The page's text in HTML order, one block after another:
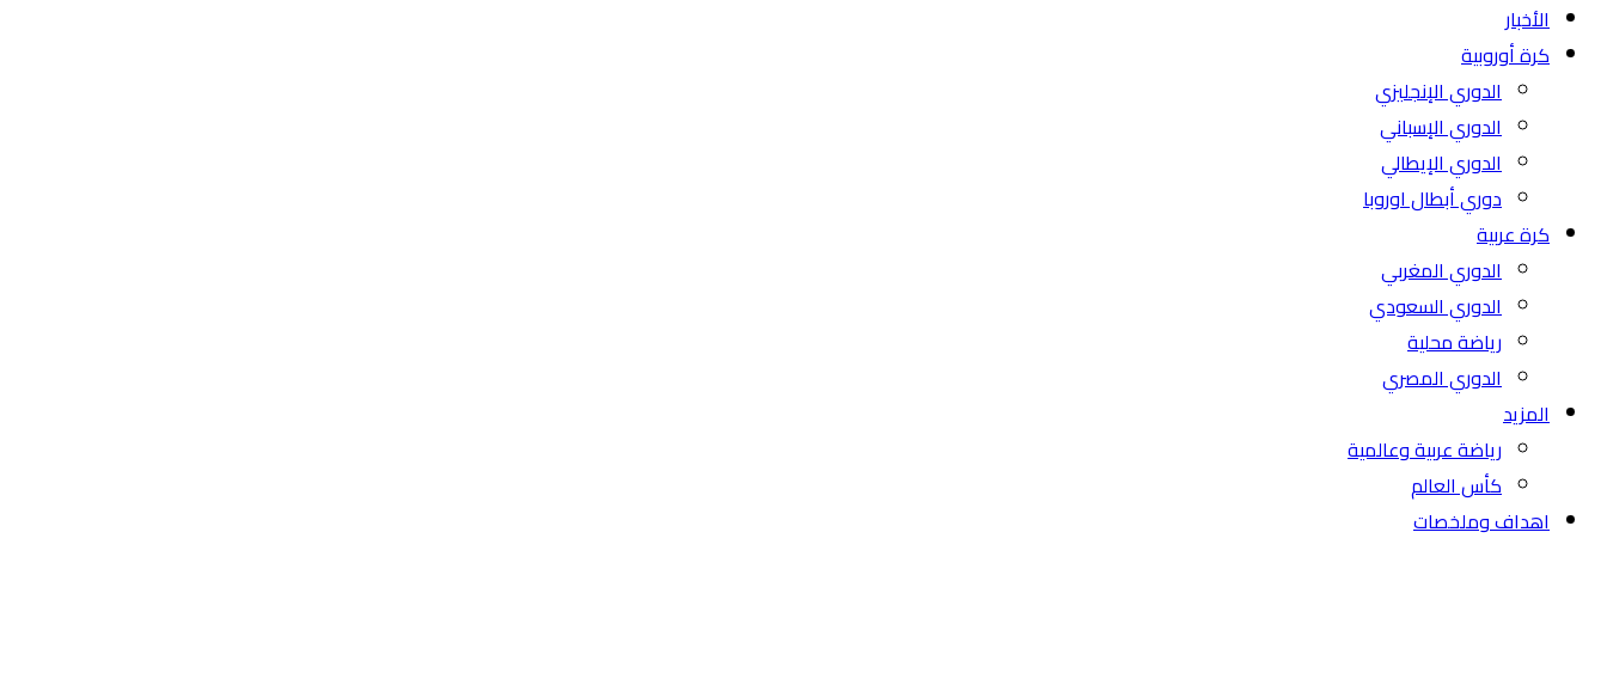
الأخبار
كرة أوروبية
الدوري الإنجليزي
الدوري الإسباني
الدوري الإيطالي
دوري أبطال اوروبا
كرة عربية
الدوري المغربي
الدوري السعودي
رياضة محلية
الدوري المصري
المزيد
رياضة عربية وعالمية
كأس العالم
اهداف وملخصات